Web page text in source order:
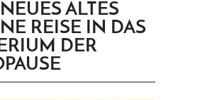
ALTES
REISE IN DAS
DER